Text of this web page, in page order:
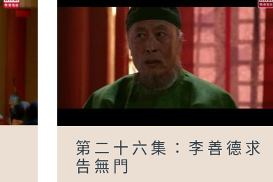
第二十六集：李善德求
告無門